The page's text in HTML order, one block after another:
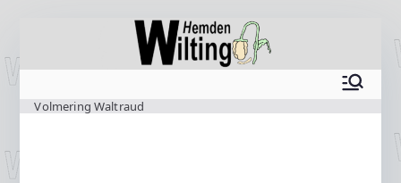
Inhalt
Volmering Waltraud